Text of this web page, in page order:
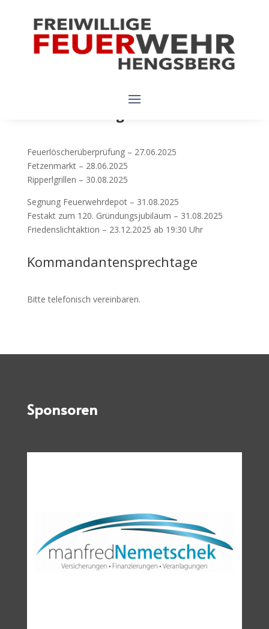
Festakt am 31. August 2025 vor dem Rüsthaus.
Beachten sie bitte, dass für diesen Tag eine
Feuerlöscherüberprüfung – 27.06.2025
Fetzenmarkt – 28.06.2025
Ripperlgrillen – 30.08.2025
Segnung Feuerwehrdepot – 31.08.2025
Festakt zum 120. Gründungsjubiläum – 31.08.2025
Friedenslichtaktion – 23.12.2025 ab 19:30 Uhr
Kommandantensprechtage
Bitte telefonisch vereinbaren.
Sponsoren